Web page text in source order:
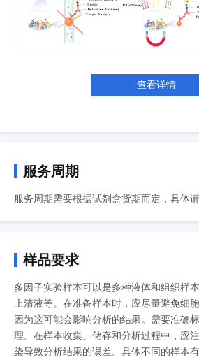
查看详情
服务周期
服务周期需要根据试剂盒货期而定，具体
样品要求
多因子实验样本可以是多种液体和组织样
上清液等。在准备样本时，应尽量避免细
因为这可能会影响分析的结果。需要准确
理。在样本收集、储存和分析过程中，应
染导致分析结果的误差。具体不同的样本